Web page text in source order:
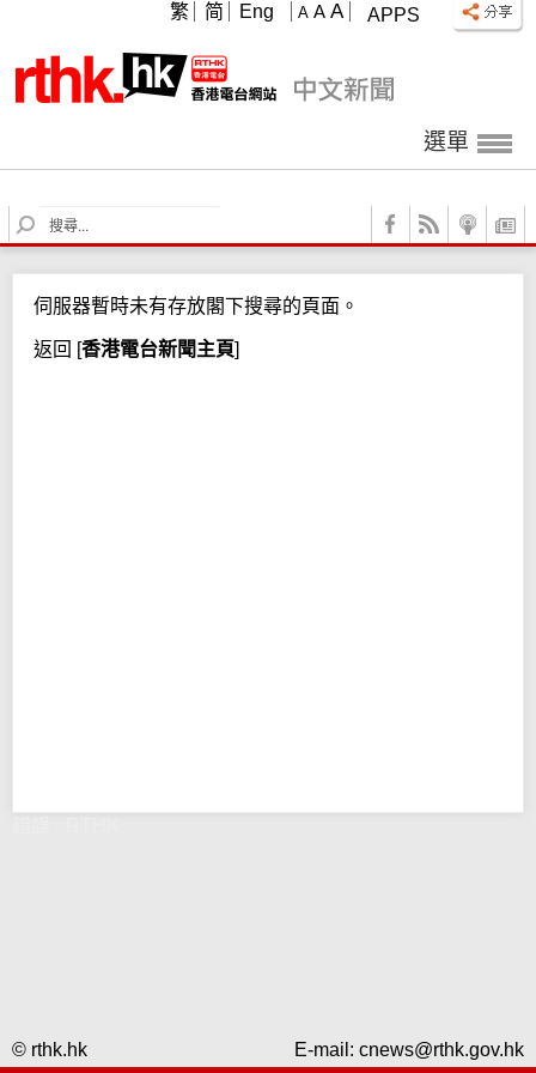
APPS
A A A
繁 简 Eng
選單
S
e
c
h
伺服器暫時未有存放閣下搜尋的頁面。
返回 [香港電台新聞主頁]
© rthk.hk E-mail: cnews@rthk.gov.hk